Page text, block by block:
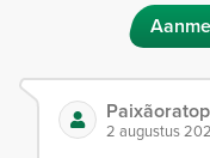
2 augustus